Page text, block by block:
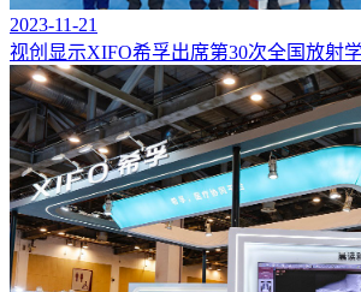
2023-11-21
视创显示XIFO希孚出席第30次全国放射